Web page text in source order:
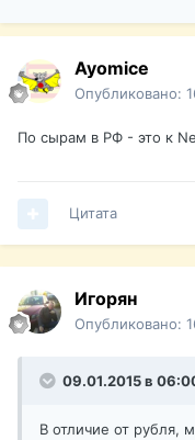
Ayomice
Опубликовано:
По сырам в РФ - это к
Цитата
Игорян
Опубликовано:
09.01.2015 в
В отличие от рубля,